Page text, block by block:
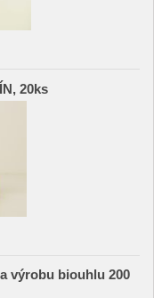
20ks
výrobu biouhlu 200